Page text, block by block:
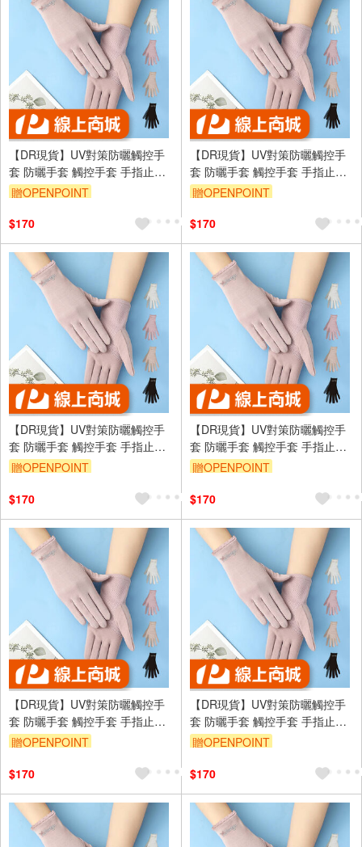
【DR現貨】UV對策防曬觸控手
套 防曬手套 觸控手套 手指止滑
DR6983-88 四季可戴
贈OPENPOINT
$170
【DR現貨】UV對策防曬觸控手
套 防曬手套 觸控手套 手指止滑
DR6983-88 四季可戴
贈OPENPOINT
$170
【DR現貨】UV對策防曬觸控手
套 防曬手套 觸控手套 手指止滑
DR6983-88 四季可戴
贈OPENPOINT
$170
【DR現貨】UV對策防曬觸控手
套 防曬手套 觸控手套 手指止滑
DR6983-88 四季可戴
贈OPENPOINT
$170
【DR現貨】UV對策防曬觸控手
套 防曬手套 觸控手套 手指止滑
DR6983-88 四季可戴
贈OPENPOINT
$170
【DR現貨】UV對策防曬觸控手
套 防曬手套 觸控手套 手指止滑
DR6983-88 四季可戴
贈OPENPOINT
$170